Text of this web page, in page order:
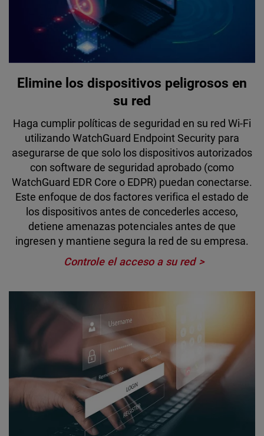
Elimine los dispositivos peligrosos en
su red
Haga cumplir políticas de seguridad en su red Wi-Fi
utilizando WatchGuard Endpoint Security para
asegurarse de que solo los dispositivos autorizados
con software de seguridad aprobado (como
WatchGuard EDR Core o EDPR) puedan conectarse.
Este enfoque de dos factores verifica el estado de
los dispositivos antes de concederles acceso,
detiene amenazas potenciales antes de que
ingresen y mantiene segura la red de su empresa.
Controle el acceso a su red